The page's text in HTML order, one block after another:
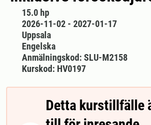
15.0 hp
2026-11-02 - 2027-01-17
Uppsala
Engelska
Anmälningskod: SLU-M2158
Kurskod: HV0197
Detta kurstillfälle